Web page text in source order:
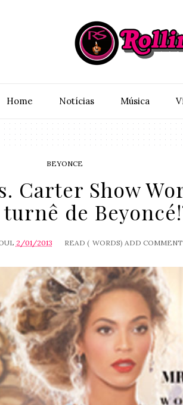
Home Notí­cias Música
BEYONCE
Carter Show
de
2/01/2013 READ ( WORDS) ADD COMMENT